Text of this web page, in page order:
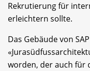
Rekrutierung für
erleichtern sollte.
Das Gebäude von
worden, der auch für